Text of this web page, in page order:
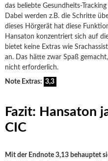
das beliebte Gesundheits-
Dabei werden z.B. die Schritte
dieses Hörgerät hat diese
Hansaton konzentriert sich auf
bietet keine Extras wie
an. Das hätte zwar Spaß
nicht erforderlich.
Note Extras: 3,3
Fazit: Hansaton
CIC
Mit der Endnote 3,13 behauptet